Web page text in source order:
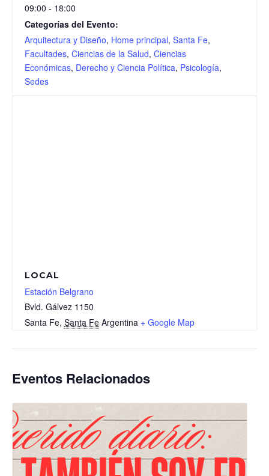
09:00 - 18:00
Categorías del Evento:
Arquitectura y Diseño, Home principal, Santa Fe,
Facultades, Ciencias de la Salud, Ciencias
Económicas, Derecho y Ciencia Política, Psicología,
Sedes
LOCAL
Estación Belgrano
Bvld. Gálvez 1150
Santa Fe, Santa Fe Argentina + Google Map
Eventos Relacionados